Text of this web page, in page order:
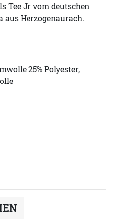
Tee Jr vom deutschen
aus Herzogenaurach.
25% Polyester,